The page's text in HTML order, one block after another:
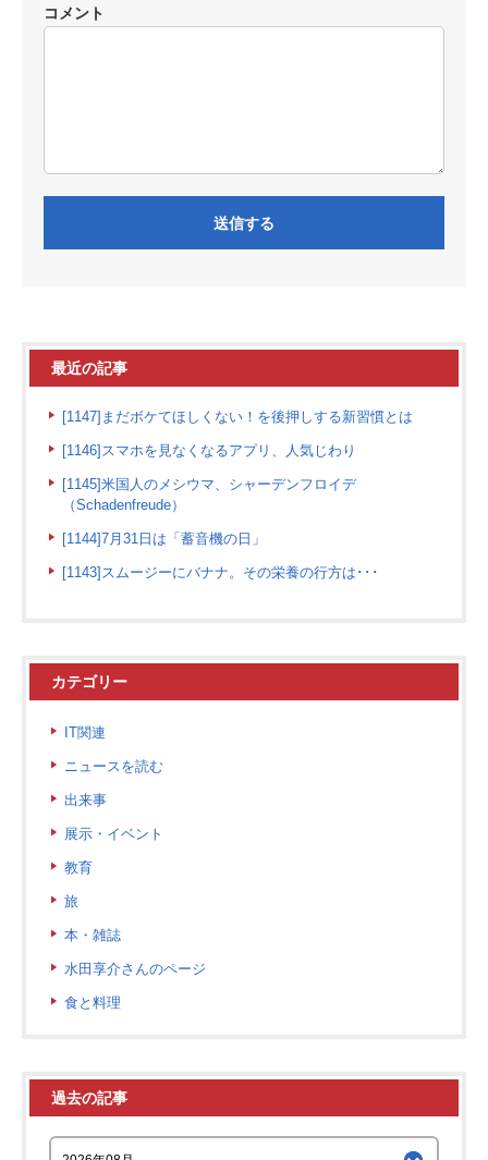
コメント
最近の記事
[1147]まだボケてほしくない！を後押しする新習慣とは
[1146]スマホを見なくなるアプリ、人気じわり
[1145]米国人のメシウマ、シャーデンフロイデ
（Schadenfreude）
[1144]7月31日は「蓄音機の日」
[1143]スムージーにバナナ。その栄養の行方は･･･
カテゴリー
IT関連
ニュースを読む
出来事
展示・イベント
教育
旅
本・雑誌
水田享介さんのページ
食と料理
過去の記事